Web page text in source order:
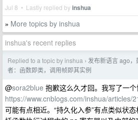
Jul 8 • Lastly replied byinshua
» More topics by inshua
inshua's recent replies
Replied to a topic by inshua › 发布新语言 ago
者：函数即类，调用帧即其实例
@sora2blue 抱歉这么久才回。我写了一
https://www.cnblogs.com/inshua/articles/
可能有点相近。“持久化入参”有点类似状